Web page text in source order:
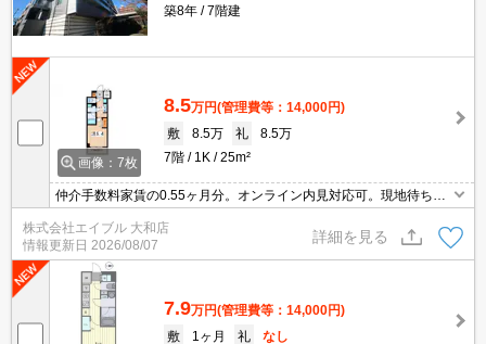
築8年
7階建
画像：7枚
8.5万円(管理費等：14,000円)
敷
8.5万 礼
8.5万
7階
1K 25m²
仲介手数料家賃の0.55ヶ月分。オンライン内見対応可。現地待ち合
わせ、物件ご案内可能。安心のオートロック。エレベーターあり。
便利な宅配BOX。敷地内防犯カメラ設置。Wi-Fi無料。都市ガス使
用。
株式会社エイブル 大和店
情報更新日 2026/08/07
詳細を見る
7.9万円(管理費等：14,000円)
敷
1ヶ月 礼
なし